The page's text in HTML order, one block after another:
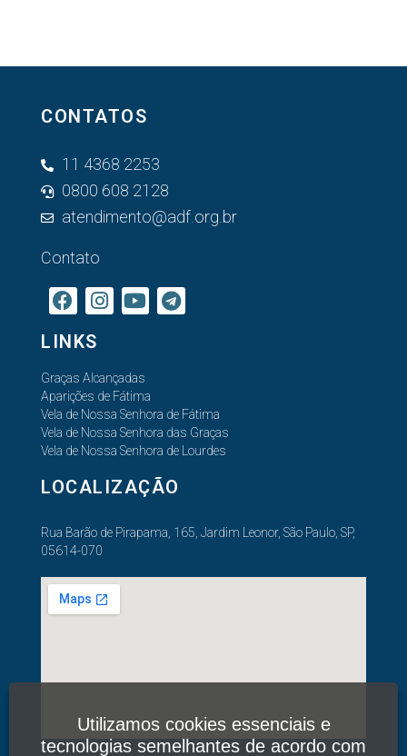
CONTATOS
11 4368 2253
0800 608 2128
atendimento@adf.org.br
Contato
LINKS
Graças Alcançadas
Aparições de Fátima
Vela de Nossa Senhora de Fátima
Vela de Nossa Senhora das Graças
Vela de Nossa Senhora de Lourdes
LOCALIZAÇÃO
Rua Barão de Pirapama, 165, Jardim Leonor, São Paulo, SP,
05614-070
Utilizamos cookies essenciais e
tecnologias semelhantes de acordo com